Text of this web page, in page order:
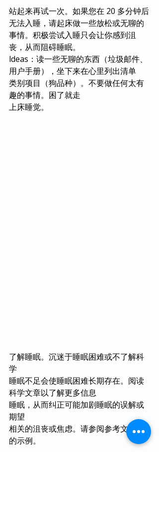
站起来再试一次。如果您在 20 多分钟后
无法入睡，请起床做一些放松或无聊的
事情。积极尝试入睡只会让你感到沮
丧，从而阻碍睡眠。
ldeas：读一些无聊的东西（垃圾邮件、
用户手册），坐下来在心里列出清单
类别项目（狗品种）。不要做任何太有
趣的事情。困了就走
上床睡觉。
了解睡眠。沉迷于睡眠困难或不了解科
学
睡眠不足会使睡眠困难长期存在。阅读
科学文章以了解更多信息
睡眠，从而纠正可能加剧睡眠的误解或
期望
相关的沮丧或焦虑。请参阅参考文献中
的示例。